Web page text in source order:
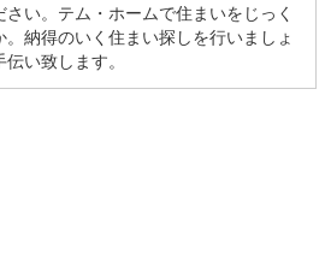
い。テム・ホームで住まいをじっく
。納得のいく住まい探しを行いましょ
い致します。